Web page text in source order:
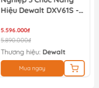
Hiệu Dewalt DXV61S -
5.596.000₫
5.890.000₫
Thương hiệu: Dewalt
Mua ngay